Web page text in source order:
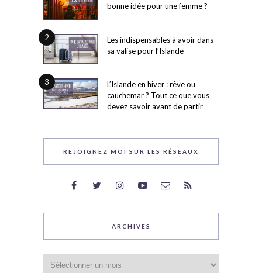
bonne idée pour une femme ?
2
Les indispensables à avoir dans
sa valise pour l’Islande
3
L’Islande en hiver : rêve ou
cauchemar ? Tout ce que vous
devez savoir avant de partir
REJOIGNEZ MOI SUR LES RÉSEAUX
ARCHIVES